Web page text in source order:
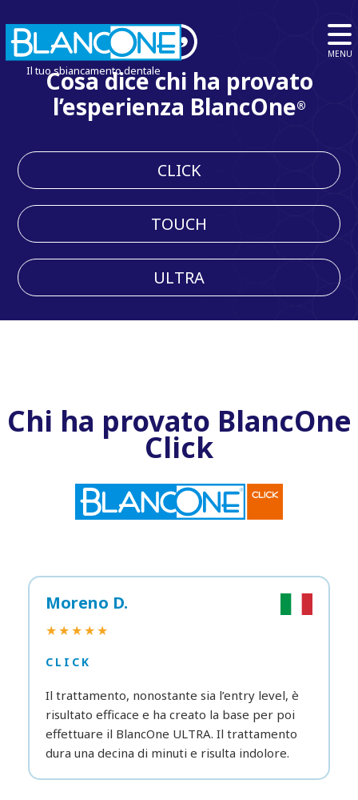
Il tuo sbiancamento dentale
MENU
Cosa dice chi ha provato
l’esperienza BlancOne®
CLICK
TOUCH
ULTRA
Chi ha provato BlancOne
Click
Moreno D.
★★★★★
CLICK
Il trattamento, nonostante sia l’entry level, è
risultato efficace e ha creato la base per poi
effettuare il BlancOne ULTRA. Il trattamento
dura una decina di minuti e risulta indolore.